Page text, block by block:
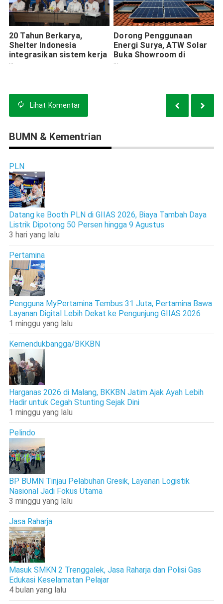
20 Tahun Berkarya,
Shelter Indonesia
integrasikan sistem kerja
melalui PatrolQU
Dorong Penggunaan
Energi Surya, ATW Solar
Buka Showroom di
Surabaya
Lihat Komentar
BUMN & Kementrian
PLN
Datang ke Booth PLN di GIIAS 2026, Biaya Tambah Daya
Listrik Dipotong 50 Persen hingga 9 Agustus
3 hari yang lalu
Pertamina
Pengguna MyPertamina Tembus 31 Juta, Pertamina Bawa
Layanan Digital Lebih Dekat ke Pengunjung GIIAS 2026
1 minggu yang lalu
Kemendukbangga/BKKBN
Harganas 2026 di Malang, BKKBN Jatim Ajak Ayah Lebih
Hadir untuk Cegah Stunting Sejak Dini
1 minggu yang lalu
Pelindo
BP BUMN Tinjau Pelabuhan Gresik, Layanan Logistik
Nasional Jadi Fokus Utama
3 minggu yang lalu
Jasa Raharja
Masuk SMKN 2 Trenggalek, Jasa Raharja dan Polisi Gas
Edukasi Keselamatan Pelajar
4 bulan yang lalu